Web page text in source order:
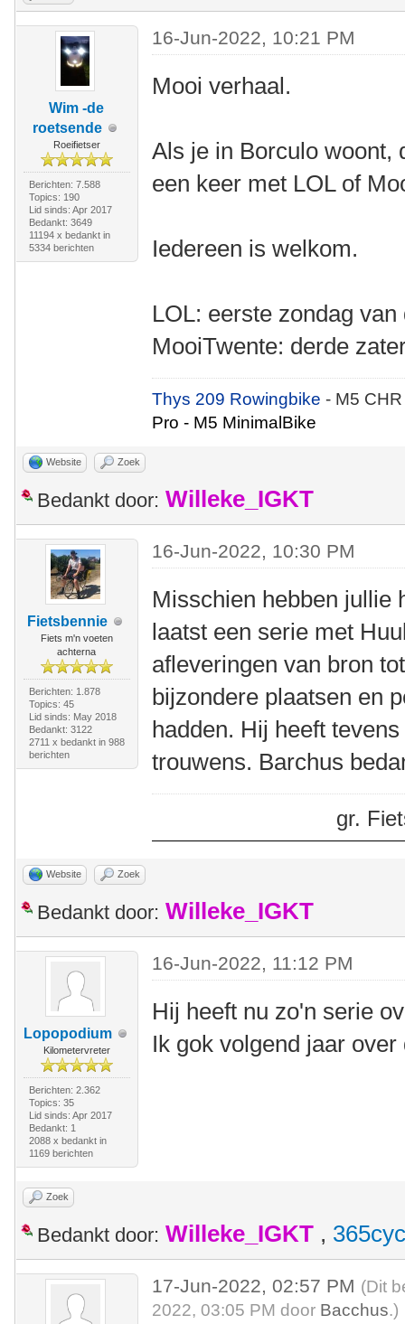
Wim -de
roetsende
Roeifietser
Berichten: 7.588
Topics: 190
Lid sinds: Apr 2017
Bedankt: 3649
11194 x bedankt in
5334 berichten
16-Jun-2022, 10:21 PM
Mooi verhaal.
Als je in Borculo woont,
een keer met LOL of
Iedereen is welkom.
LOL: eerste zondag van
MooiTwente: derde
Thys 209 Rowingbike- M5
Pro - M5 MinimalBike
Website Zoek
Bedankt door: Willeke_IGKT
Fietsbennie
Fiets m'n voeten
achterna
Berichten: 1.878
Topics: 45
Lid sinds: May 2018
Bedankt: 3122
2711 x bedankt in 988
berichten
16-Jun-2022, 10:30 PM
Misschien hebben jullie
laatst een serie met
afleveringen van bron
bijzondere plaatsen en
hadden. Hij heeft
trouwens. Barchus
gr.
Website Zoek
Bedankt door: Willeke_IGKT
Lopopodium
Kilometervreter
Berichten: 2.362
Topics: 35
Lid sinds: Apr 2017
Bedankt: 1
2088 x bedankt in
1169 berichten
16-Jun-2022, 11:12 PM
Hij heeft nu zo'n serie
Ik gok volgend jaar
Zoek
Bedankt door: Willeke_IGKT ,
17-Jun-2022, 02:57 PM (Dit
2022, 03:05 PM door Bacchus.)